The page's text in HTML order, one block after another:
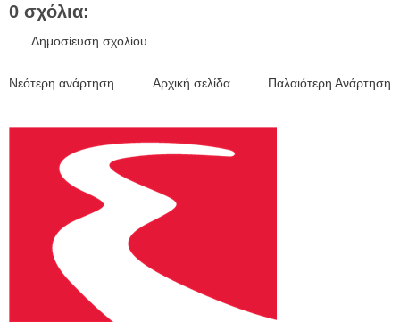
0 σχόλια:
Δημοσίευση σχολίου
Νεότερη ανάρτηση Παλαιότερη Ανάρτηση
Αρχική σελίδα